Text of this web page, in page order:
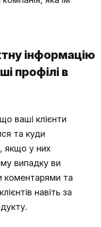
інформацію
профілі в
ваші клієнти
та куди
якщо у них
випадку ви
коментарями та
навіть за